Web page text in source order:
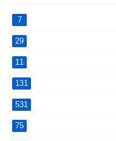
7
29
11
131
531
75